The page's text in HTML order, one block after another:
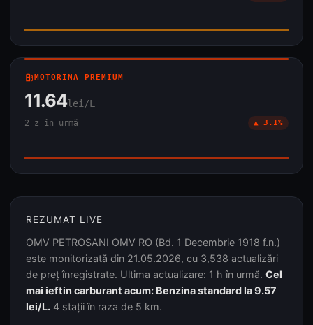
local_gas_stationMOTORINA PREMIUM
11.64lei/L
2 z în urmă ▲ 3.1%
REZUMAT LIVE
OMV PETROSANI OMV RO (Bd. 1 Decembrie 1918 f.n.)
este monitorizată din 21.05.2026, cu 3,538 actualizări
de preț înregistrate. Ultima actualizare: 1 h în urmă. Cel
mai ieftin carburant acum: Benzina standard la 9.57
lei/L. 4 stații în raza de 5 km.